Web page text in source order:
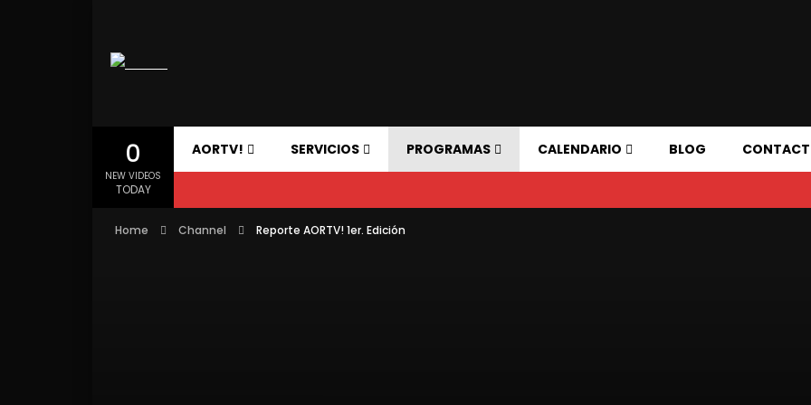
0
NEW VIDEOS
TODAY
AORTV! SERVICIOS PROGRAMAS CALENDARIO BLOG
Home Channel Reporte AORTV! 1er. Edición